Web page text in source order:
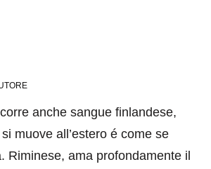
anche sangue finlandese,
muove all’estero é come se
Riminese, ama profondamente il